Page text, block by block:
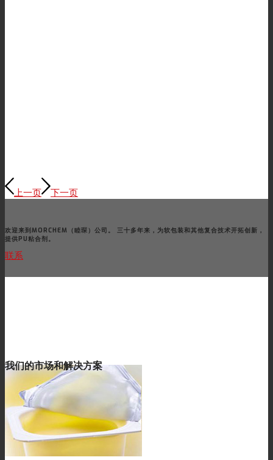
上一页 下一页
欢迎来到MORCHEM（睦琛）公司。 三十多年来，为软包装和其他复合技术开拓创新，
提供PU粘合剂。
联系
我们的市场和解决方案